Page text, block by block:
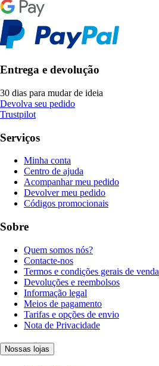
Entrega e devolução
30 dias para mudar de ideia
Devolva seu pedido
Trustpilot
Serviços
Minha conta
Centro de ajuda
Acompanhar meu pedido
Devolver meu pedido
Códigos promocionais
Sobre
Quem somos nós?
Contacte-nos
Termos e condições gerais de venda
Devoluções e reembolsos
Informação legal
Meios de pagamento
Tarifas e opções de envio
Nota de Privacidade
Nossas lojas